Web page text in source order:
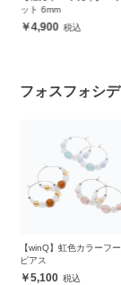
ット 6mm
4,900
フォスフォシ
【winQ】虹色カラーフ
ピアス
5,100